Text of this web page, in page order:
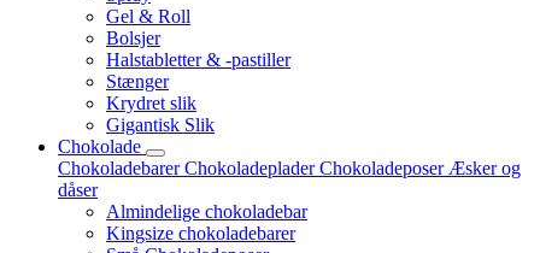
Gel & Roll
Bolsjer
Halstabletter & -pastiller
Stænger
Krydret slik
Gigantisk Slik
Chokolade
ChokoladebarerChokoladepladerChokoladeposer Æsker og
dåser
Almindelige chokoladebar
Kingsize chokoladebarer